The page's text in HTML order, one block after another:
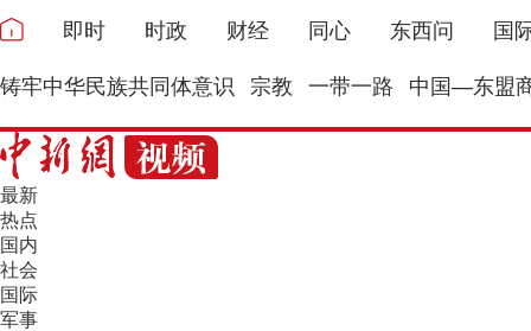
即时 时政 财经 同心 东西问 国
铸牢中华民族共同体意识 宗教 一带一路 中国—东盟
最新
热点
国内
社会
国际
军事